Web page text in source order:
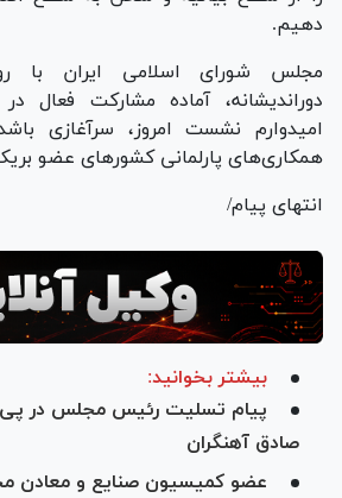
دهیم.
مجلس شورای اسلامی ایران با
دوراندیشانه، آماده مشارکت
امیدوارم نشست امروز، سرآغازی
همکاری‌های پارلمانی کشور‌های عضو
انتهای پیام/
بیشتر بخوانید:
پیام تسلیت رئیس مجلس در پی
صادق آهنگران
عضو کمیسیون صنایع و معادن